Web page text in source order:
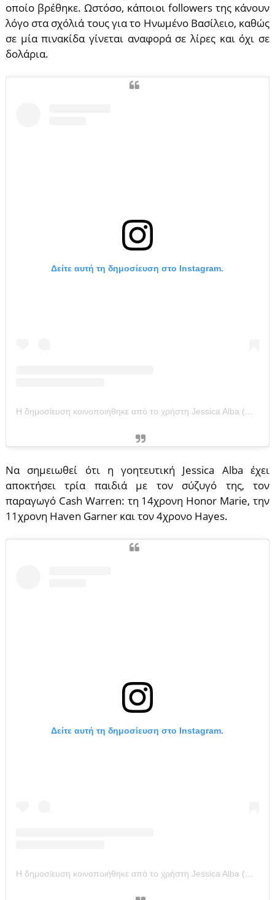
οποίο βρέθηκε. Ωστόσο, κάποιοι followers της κάνουν
λόγο στα σχόλιά τους για το Ηνωμένο Βασίλειο, καθώς
σε μία πινακίδα γίνεται αναφορά σε λίρες και όχι σε
δολάρια.
Δείτε αυτή τη δημοσίευση στο Instagram.
Η δημοσίευση κοινοποιήθηκε από το χρήστη Jessica Alba (@jessicaalba)
Να σημειωθεί ότι η γοητευτική Jessica Alba έχει
αποκτήσει τρία παιδιά με τον σύζυγό της, τον
παραγωγό Cash Warren: τη 14χρονη Honor Marie, την
11χρονη Haven Garner και τον 4χρονο Hayes.
Δείτε αυτή τη δημοσίευση στο Instagram.
Η δημοσίευση κοινοποιήθηκε από το χρήστη Jessica Alba (@jessicaalba)